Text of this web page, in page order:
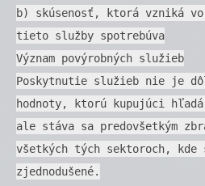
b) skúsenosť, ktorá vzniká
tieto služby spotrebúva
Význam povýrobných služieb
Poskytnutie služieb nie je
hodnoty, ktorú kupujúci
ale stáva sa predovšetkým
všetkých tých sektoroch, kde
zjednodušené.